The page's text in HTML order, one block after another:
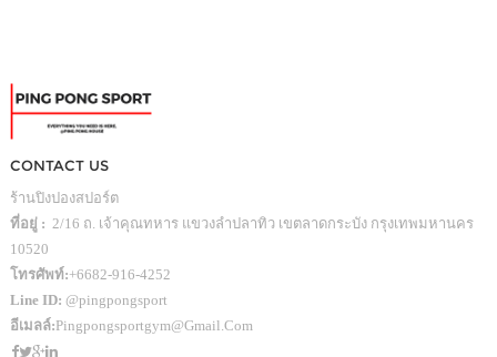
CONTACT US
ร้านปิงปองสปอร์ต
ที่อยู่ : 2/16 ถ. เจ้าคุณทหาร แขวงลำปลาทิว เขตลาดกระบัง กรุงเทพมหานคร
10520
โทรศัพท์:+6682-916-4252
Line ID: @pingpongsport
อีเมลล์:Pingpongsportgym@gmail.com